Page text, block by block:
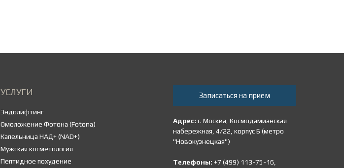
УСЛУГИ
Эндолифтинг
Омоложение Фотона (Fotona)
Капельница НАД+ (NAD+)
Мужская косметология
Пептидное похудение
Записаться на прием
Адрес: г. Москва, Космодамианская
набережная, 4/22, корпус Б (метро
"Новокузнецкая")
Телефоны: +7 (499) 113-75-16,